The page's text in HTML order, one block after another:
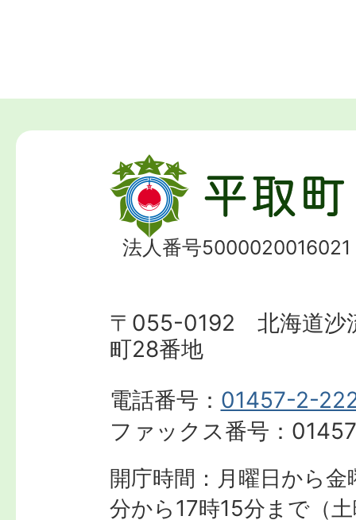
法人番号5000020016021
〒055-0192 北海道沙
町28番地
電話番号： 01457-2-
ファックス番号：
開庁時間：月曜日から
分から17時15分まで（